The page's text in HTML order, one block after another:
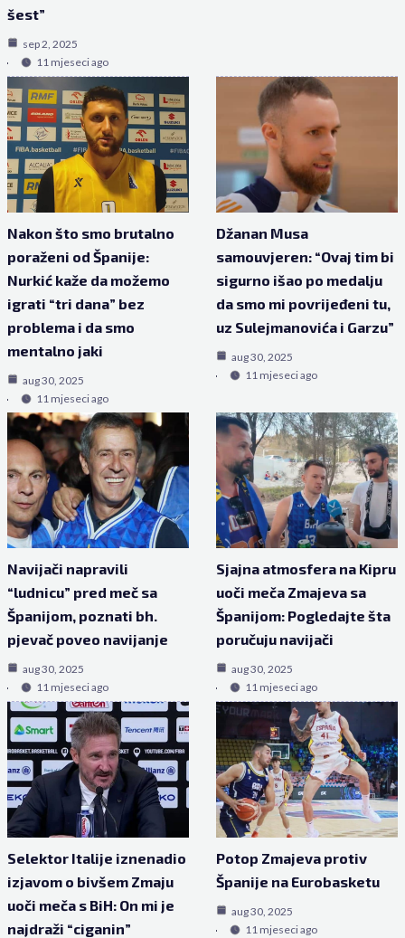
šest”
sep 2, 2025
11 mjeseci ago
Nakon što smo brutalno
poraženi od Španije:
Nurkić kaže da možemo
igrati “tri dana” bez
problema i da smo
mentalno jaki
aug 30, 2025
11 mjeseci ago
Džanan Musa
samouvjeren: “Ovaj tim bi
sigurno išao po medalju
da smo mi povrijeđeni tu,
uz Sulejmanovića i Garzu”
aug 30, 2025
11 mjeseci ago
Navijači napravili
“ludnicu” pred meč sa
Španijom, poznati bh.
pjevač poveo navijanje
aug 30, 2025
11 mjeseci ago
Sjajna atmosfera na Kipru
uoči meča Zmajeva sa
Španijom: Pogledajte šta
poručuju navijači
aug 30, 2025
11 mjeseci ago
Selektor Italije iznenadio
izjavom o bivšem Zmaju
uoči meča s BiH: On mi je
najdraži “ciganin”
Potop Zmajeva protiv
Španije na Eurobasketu
aug 30, 2025
11 mjeseci ago